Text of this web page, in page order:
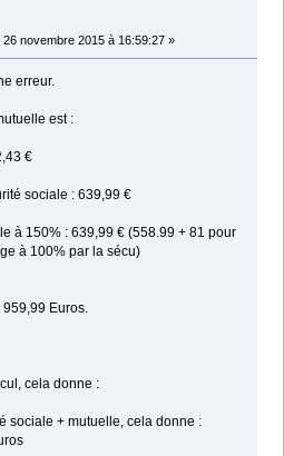
26 novembre 2015 à 16:59:27 »
erreur.
est :
€
sociale : 639,99 €
à 150% : 639,99 € (558.99 + 81 pour
à 100% par la sécu)
Euros.
cela donne :
sociale + mutuelle, cela donne :